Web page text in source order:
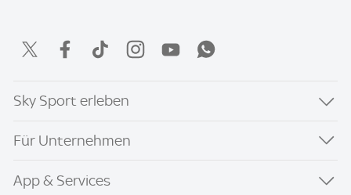
Sky Sport erleben
Für Unternehmen
App & Services